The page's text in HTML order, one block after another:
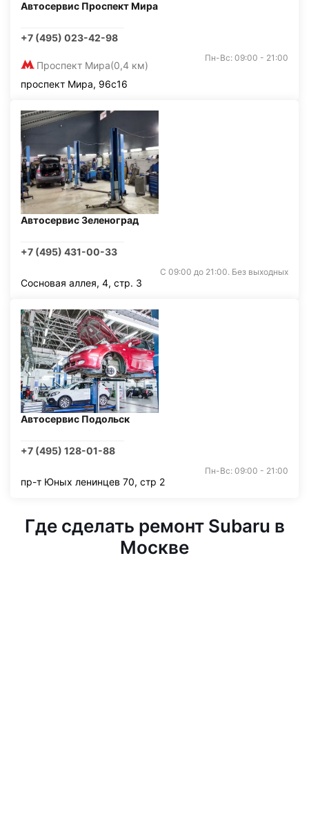
Автосервис Проспект Мира
+7 (495) 023-42-98
Проспект Мира(0,4 км)
Пн-Вс: 09:00 - 21:00
проспект Мира, 96с16
Автосервис Зеленоград
+7 (495) 431-00-33
С 09:00 до 21:00. Без выходных
Сосновая аллея, 4, стр. 3
Автосервис Подольск
+7 (495) 128-01-88
Пн-Вс: 09:00 - 21:00
пр-т Юных ленинцев 70, стр 2
Где сделать ремонт Subaru в
Москве